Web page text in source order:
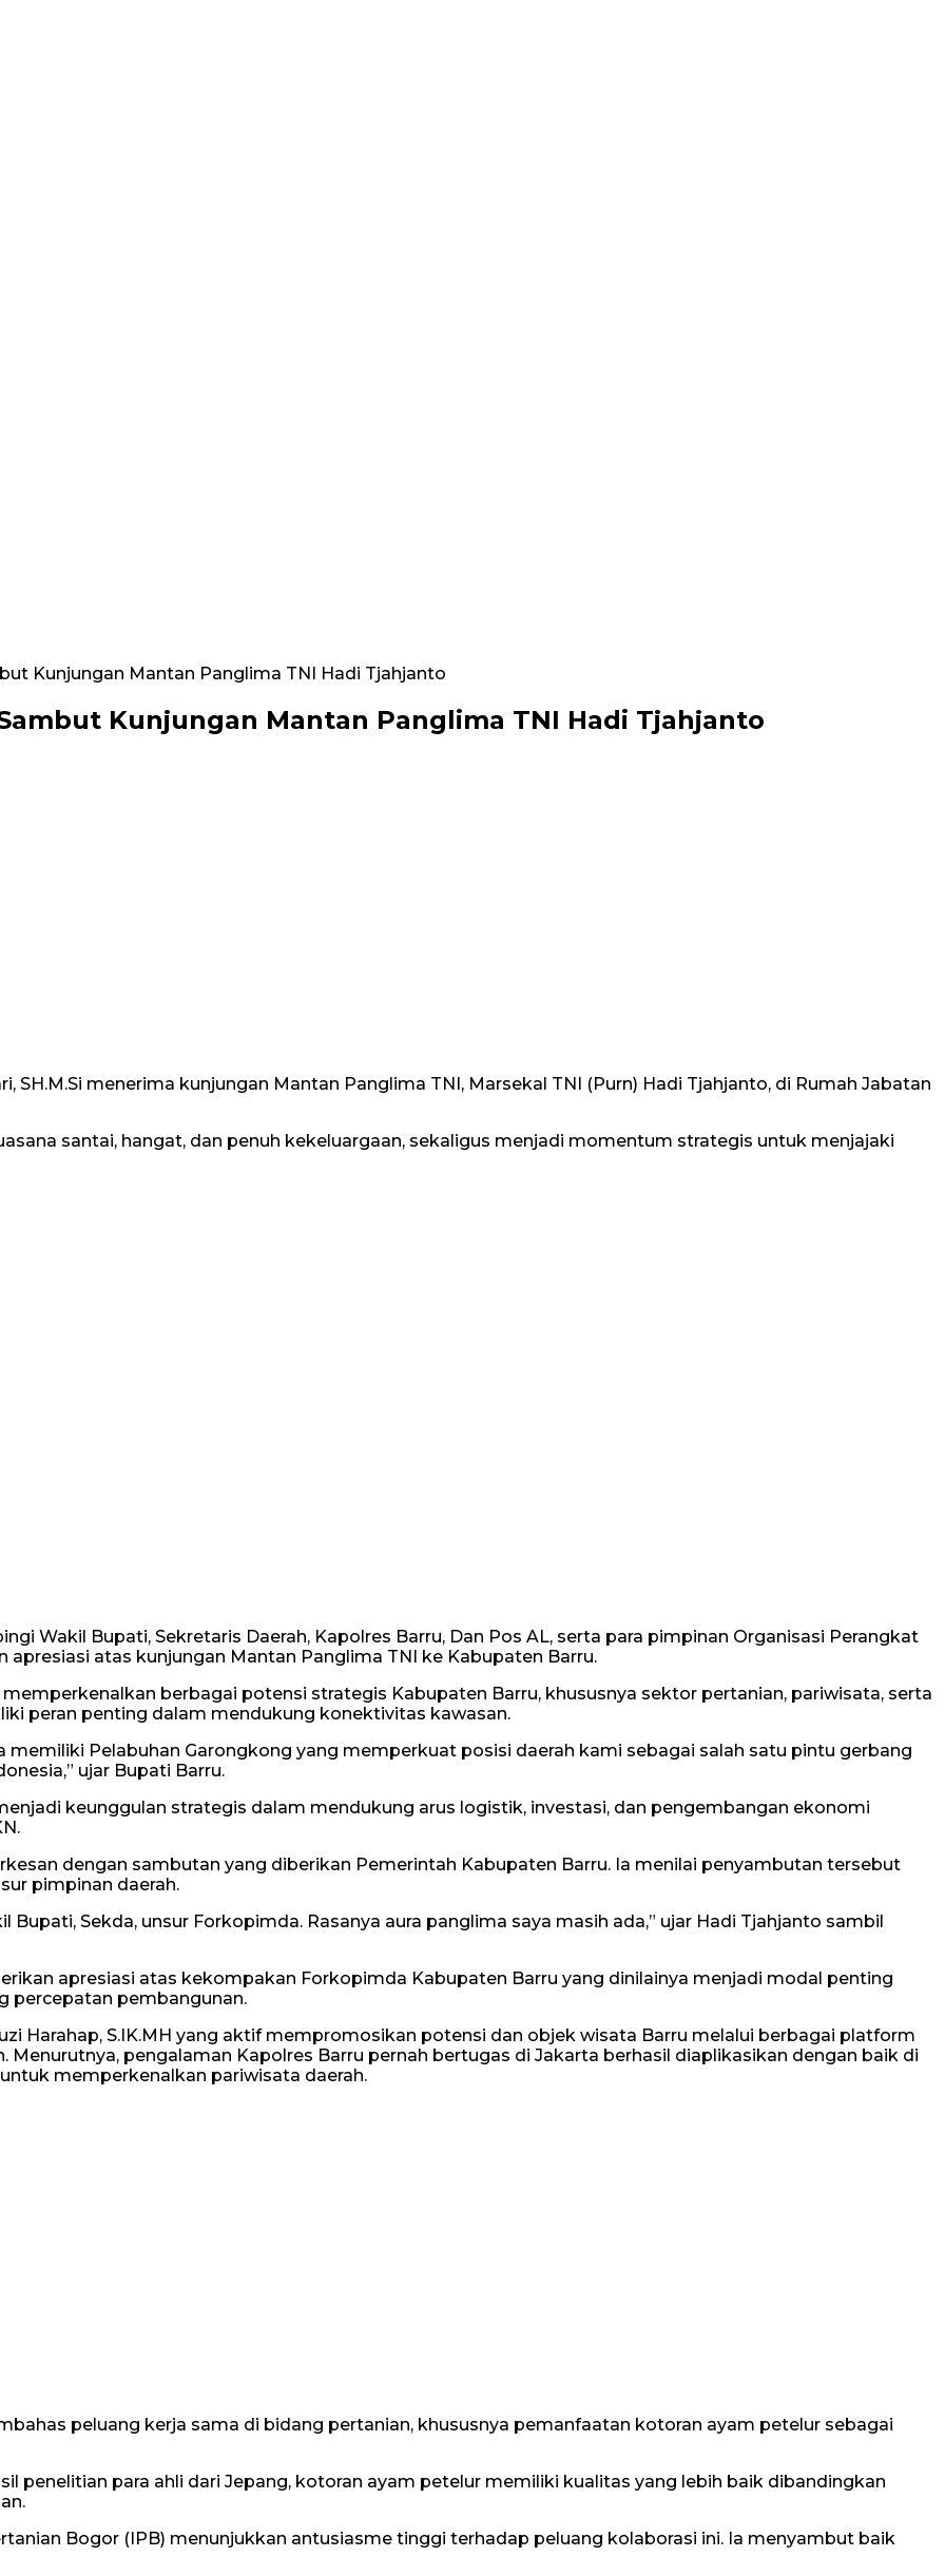
Kunjungan Mantan Panglima TNI Hadi Tjahjanto
Kunjungan Mantan Panglima TNI Hadi Tjahjanto
SH.M.Si menerima kunjungan Mantan Panglima TNI, Marsekal TNI (Purn) Hadi Tjahjanto, di Rumah Jabatan
santai, hangat, dan penuh kekeluargaan, sekaligus menjadi momentum strategis untuk menjajaki
Wakil Bupati, Sekretaris Daerah, Kapolres Barru, Dan Pos AL, serta para pimpinan Organisasi Perangkat
atas kunjungan Mantan Panglima TNI ke Kabupaten Barru.
berbagai potensi strategis Kabupaten Barru, khususnya sektor pertanian, pariwisata, serta
peran penting dalam mendukung konektivitas kawasan.
memiliki Pelabuhan Garongkong yang memperkuat posisi daerah kami sebagai salah satu pintu gerbang
ujar Bupati Barru.
keunggulan strategis dalam mendukung arus logistik, investasi, dan pengembangan ekonomi
dengan sambutan yang diberikan Pemerintah Kabupaten Barru. Ia menilai penyambutan tersebut
pimpinan daerah.
Sekda, unsur Forkopimda. Rasanya aura panglima saya masih ada,” ujar Hadi Tjahjanto sambil
apresiasi atas kekompakan Forkopimda Kabupaten Barru yang dinilainya menjadi modal penting
percepatan pembangunan.
Harahap, S.IK.MH yang aktif mempromosikan potensi dan objek wisata Barru melalui berbagai platform
pengalaman Kapolres Barru pernah bertugas di Jakarta berhasil diaplikasikan dengan baik di
memperkenalkan pariwisata daerah.
peluang kerja sama di bidang pertanian, khususnya pemanfaatan kotoran ayam petelur sebagai
penelitian para ahli dari Jepang, kotoran ayam petelur memiliki kualitas yang lebih baik dibandingkan
Bogor (IPB) menunjukkan antusiasme tinggi terhadap peluang kolaborasi ini. Ia menyambut baik